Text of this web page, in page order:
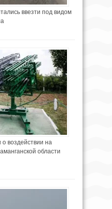
ввезти под видом
о воздействии на
области